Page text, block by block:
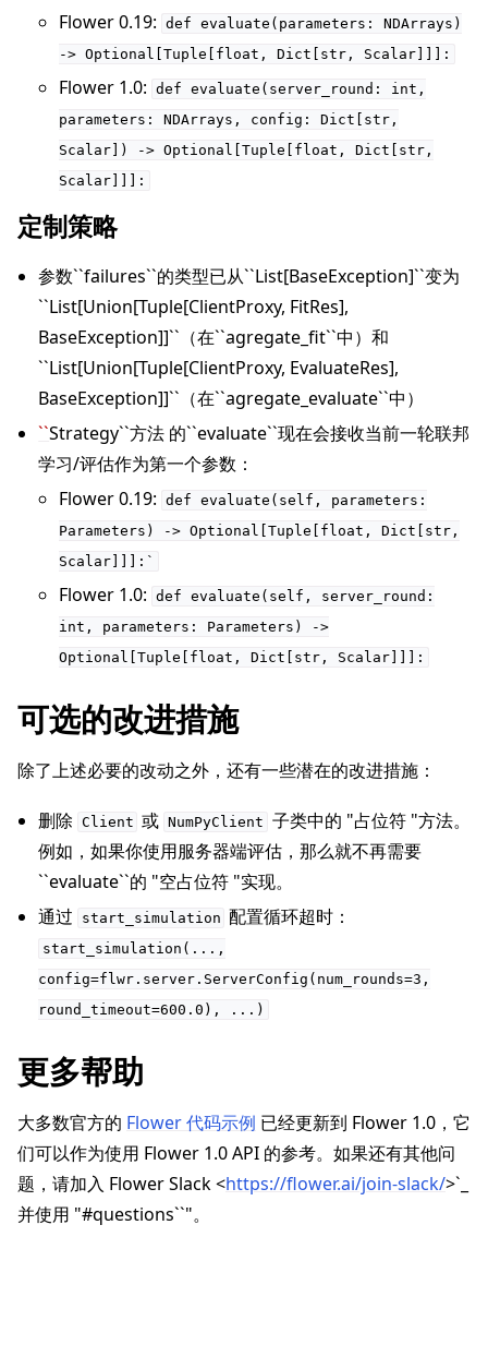
Flower 0.19: def evaluate(parameters:
NDArrays)
-> Optional[Tuple[float, Dict[str, Scalar]]]:
Flower 1.0: def evaluate(server_round:
int,
parameters:
NDArrays, config:
Dict[str,
Scalar])
-> Optional[Tuple[float,
Dict[str,
Scalar]]]:
定制策略
参数``failures``的类型已从``List[BaseException]``变为
``List[Union[Tuple[ClientProxy, FitRes],
BaseException]]``（在``agregate_fit``中）和
``List[Union[Tuple[ClientProxy, EvaluateRes],
BaseException]]``（在``agregate_evaluate``中）
``Strategy``方法 的``evaluate``现在会接收当前一轮联邦
学习/评估作为第一个参数：
Flower 0.19: def evaluate(self,
parameters:
Parameters)
-> Optional[Tuple[float,
Dict[str,
Scalar]]]:`
Flower 1.0: def evaluate(self,
server_round:
int,
parameters: Parameters)
->
Optional[Tuple[float,
Dict[str, Scalar]]]:
可选的改进措施
除了上述必要的改动之外，还有一些潜在的改进措施：
删除 Client 或 NumPyClient 子类中的 "占位符 "方法。
例如，如果你使用服务器端评估，那么就不再需要
``evaluate``的 "空占位符 "实现。
通过
start_simulation 配置循环超时：
start_simulation(...,
config=flwr.server.ServerConfig(num_rounds=3,
round_timeout=600.0),
...)
更多帮助
大多数官方的 Flower 代码示例 已经更新到 Flower 1.0，它
们可以作为使用 Flower 1.0 API 的参考。如果还有其他问
题，请加入 Flower Slack <https://flower.ai/join-slack/>`_
并使用 "#questions``"。